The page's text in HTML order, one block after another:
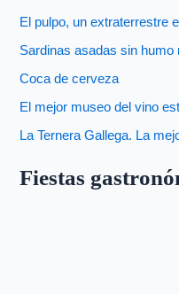
El pulpo, un extraterrestre
Sardinas asadas sin humo
Coca de cerveza
El mejor museo del vino
La Ternera Gallega. La
Fiestas